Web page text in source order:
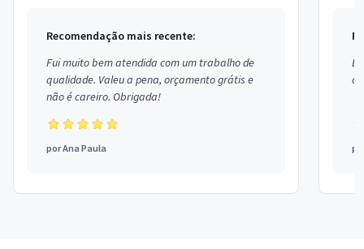
Recomendação mais recente:
Fui muito bem atendida com um trabalho de
qualidade. Valeu a pena, orçamento grátis e
não é careiro. Obrigada!
porAna Paula